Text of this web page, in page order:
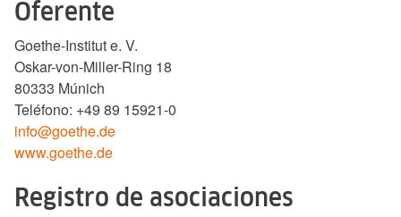
Oferente
Goethe-Institut e. V.
Oskar-von-Miller-Ring 18
80333 Múnich
Teléfono: +49 89 15921-0
info@goethe.de
www.goethe.de
Registro de asociaciones